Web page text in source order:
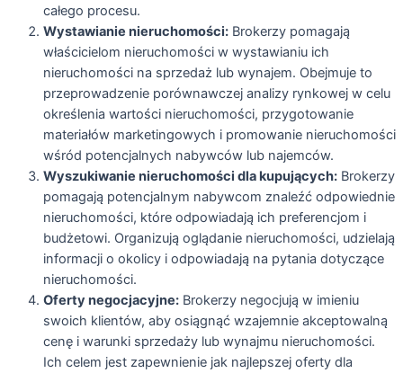
całego procesu.
Wystawianie nieruchomości: Brokerzy pomagają
właścicielom nieruchomości w wystawianiu ich
nieruchomości na sprzedaż lub wynajem. Obejmuje to
przeprowadzenie porównawczej analizy rynkowej w celu
określenia wartości nieruchomości, przygotowanie
materiałów marketingowych i promowanie nieruchomości
wśród potencjalnych nabywców lub najemców.
Wyszukiwanie nieruchomości dla kupujących: Brokerzy
pomagają potencjalnym nabywcom znaleźć odpowiednie
nieruchomości, które odpowiadają ich preferencjom i
budżetowi. Organizują oglądanie nieruchomości, udzielają
informacji o okolicy i odpowiadają na pytania dotyczące
nieruchomości.
Oferty negocjacyjne: Brokerzy negocjują w imieniu
swoich klientów, aby osiągnąć wzajemnie akceptowalną
cenę i warunki sprzedaży lub wynajmu nieruchomości.
Ich celem jest zapewnienie jak najlepszej oferty dla